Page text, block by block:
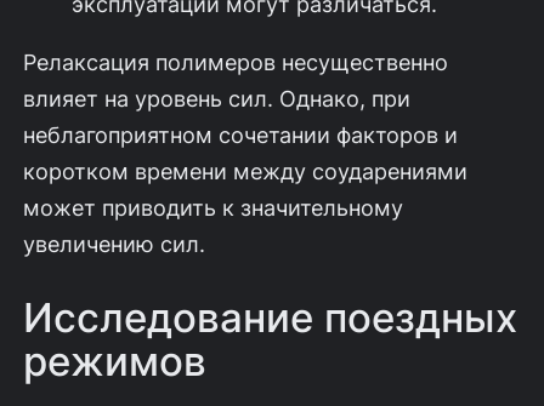
Релаксация полимеров несущественно
влияет на уровень сил. Однако, при
неблагоприятном сочетании факторов и
коротком времени между соударения­ми
может приводить к значительному
увеличению сил.
Исследование поездных
режимов